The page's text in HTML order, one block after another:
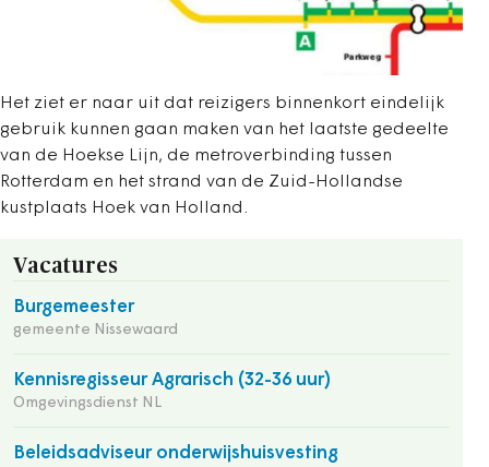
Het ziet er naar uit dat reizigers binnenkort eindelijk
gebruik kunnen gaan maken van het laatste gedeelte
van de Hoekse Lijn, de metroverbinding tussen
Rotterdam en het strand van de Zuid-Hollandse
kustplaats Hoek van Holland.
Vacatures
Burgemeester
gemeente Nissewaard
Kennisregisseur Agrarisch (32-36 uur)
Omgevingsdienst NL
Beleidsadviseur onderwijshuisvesting